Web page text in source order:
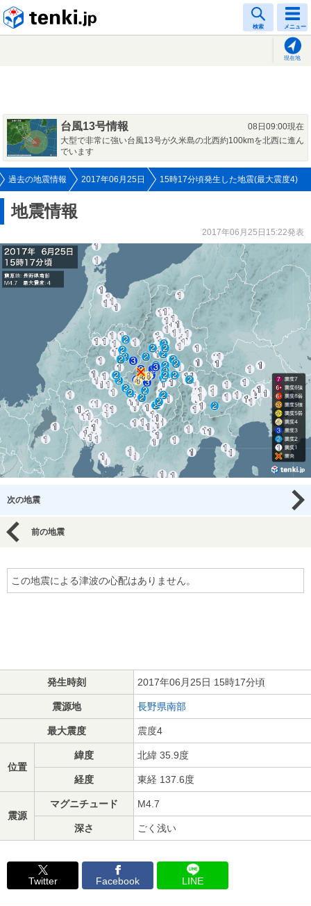
検索 メニュー
現在地
台風13号情報
08日09:00現在
大型で非常に強い台風13号が久米島の北西約100kmを北西に進ん
でいます
過去の地震情報 2017年06月25日 15時17分頃発生した地震(最大震度4)
地震情報
2017年06月25日15:22発表
次の地震
前の地震
この地震による津波の心配はありません。
発生時刻 2017年06月25日 15時17分頃
震源地 長野県南部
最大震度 震度4
位置
緯度 北緯 35.9度
経度 東経 137.6度
震源
マグニチュード M4.7
深さ ごく浅い
Twitter Facebook LINE